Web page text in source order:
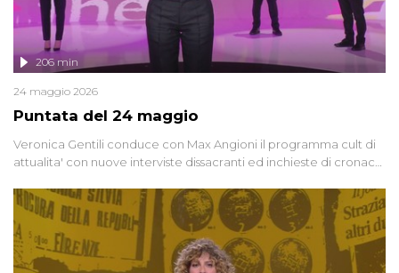
Puntata del 24 maggio
206 min
24 maggio 2026
Veronica Gentili conduce con Max Angioni il programma cult di
attualita' con nuove interviste dissacranti ed inchieste di cronaca